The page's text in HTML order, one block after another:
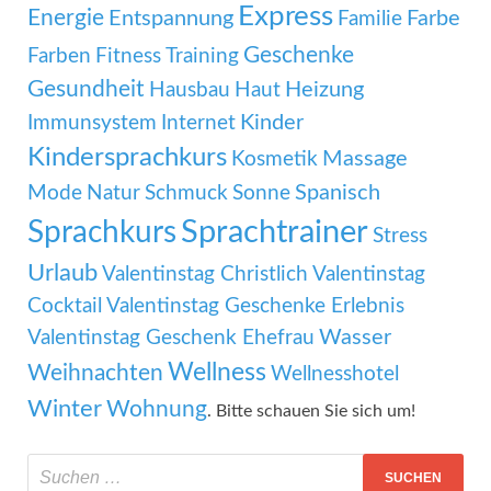
Energie Entspannung Express Familie Farbe
Farben Fitness Training Geschenke
Gesundheit Hausbau Haut Heizung
Immunsystem Internet Kinder
Kindersprachkurs Kosmetik Massage
Mode Natur Schmuck Sonne Spanisch
Sprachkurs Sprachtrainer Stress
Urlaub Valentinstag Christlich Valentinstag
Cocktail Valentinstag Geschenke Erlebnis
Valentinstag Geschenk Ehefrau Wasser
Weihnachten Wellness Wellnesshotel
WinterWohnung. Bitte schauen Sie sich um!